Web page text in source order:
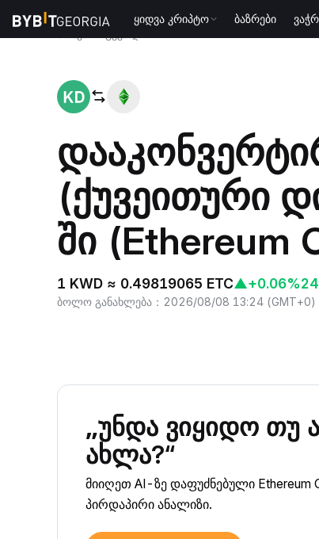
ყიდვა კრიპტო ბაზრები
(ქუვეითური
ში (Ethereum
1 KWD ≈ 0.49819065 ETC▲+0.06%
ბოლო განახლება ： 2026/08/08 13:24 (GMT+0)
„უნდა ვიყიდო თუ
ახლა?“
მიიღეთ AI-ზე დაფუძნებული Ethereum
პირდაპირი ანალიზი.